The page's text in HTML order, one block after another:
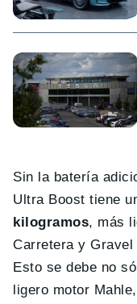
Sin la batería
Ultra Boost tiene
kilogramos, más
Carretera y
Esto se debe no
ligero motor